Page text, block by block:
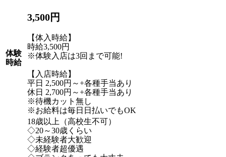
体験
時給
3,500円
【体入時給】
時給3,500円
※体験入店は3回まで可能!
【入店時給】
平日 2,500円～+各種手当あり
休日 2,700円～+各種手当あり
※待機カット無し
※お給料は毎日日払いでもOK
18歳以上（高校生不可）
◇20～30歳くらい
◇未経験者大歓迎
◇経験者超優遇